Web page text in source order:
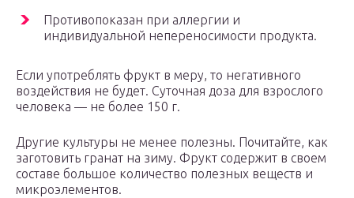
Противопоказан при аллергии и
индивидуальной непереносимости продукта.
Если употреблять фрукт в меру, то негативного
воздействия не будет. Суточная доза для взрослого
человека — не более 150 г.
Другие культуры не менее полезны. Почитайте, как
заготовить гранат на зиму. Фрукт содержит в своем
составе большое количество полезных веществ и
микроэлементов.